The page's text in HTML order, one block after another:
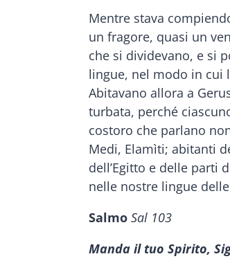
Mentre stava
un fragore, quasi un
che si dividevano, e si
lingue, nel modo in cui
Abitavano allora a
turbata, perché
costoro che parlano
Medi, Elamìti; abitanti
dell’Egitto e delle parti
nelle nostre lingue
Salmo Sal 103
Manda il tuo Spirito,